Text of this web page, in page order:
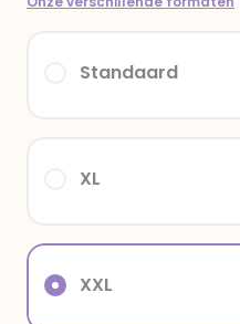
XXL
XL
Standaard